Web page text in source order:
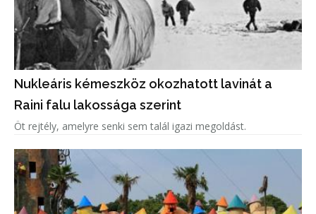
Nukleáris kémeszköz okozhatott lavinát a
Raini falu lakossága szerint
Öt rejtély, amelyre senki sem talál igazi megoldást.